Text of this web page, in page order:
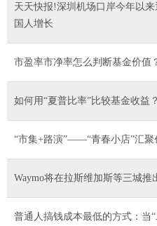
天天快报!深圳机场口岸今年以
国人增长
市盈率市净率怎么判断基金价值
如何用“夏普比率”比较基金收益
“市集+路演”——“青春小店”汇聚
Waymo将在拉斯维加斯等三城
普通人搞钱成本最低的方式：当